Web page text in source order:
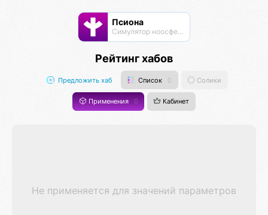
Псиона
Cимулятор ноосферы
Рейтинг хабов
Предложить хаб Список 0 Солики
Применения 0 Кабинет
Не применяется для значений параметров